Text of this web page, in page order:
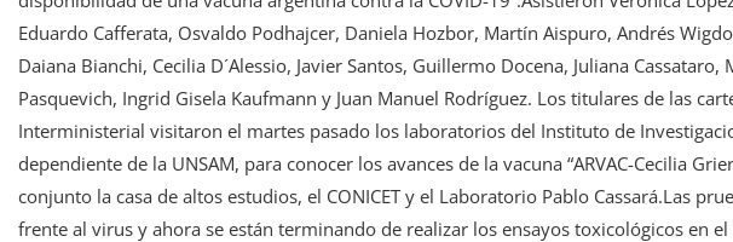
Eduardo Cafferata, Osvaldo Podhajcer, Daniela Hozbor, Martín Aispuro, Andrés
Daiana Bianchi, Cecilia D´Alessio, Javier Santos, Guillermo Docena, Juliana
Pasquevich, Ingrid Gisela Kaufmann y Juan Manuel Rodríguez. Los titulares de las
Interministerial visitaron el martes pasado los laboratorios del Instituto de
dependiente de la UNSAM, para conocer los avances de la vacuna “ARVAC-Cecilia
conjunto la casa de altos estudios, el CONICET y el Laboratorio Pablo Cassará.Las
frente al virus y ahora se están terminando de realizar los ensayos toxicológicos en el